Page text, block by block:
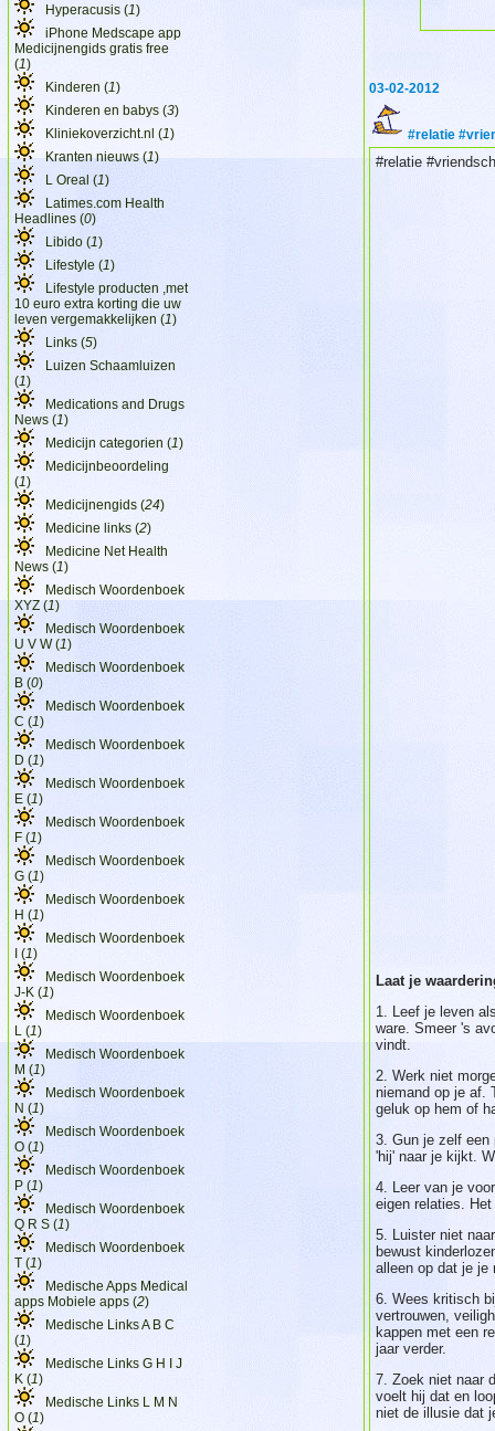
Hyperacusis (1)
iPhone Medscape app
Medicijnengids gratis free
(1)
Kinderen (1)
Kinderen en babys (3)
Kliniekoverzicht.nl (1)
Kranten nieuws (1)
L Oreal (1)
Latimes.com Health
Headlines (0)
Libido (1)
Lifestyle (1)
Lifestyle producten ,met
10 euro extra korting die uw
leven vergemakkelijken (1)
Links (5)
Luizen Schaamluizen
(1)
Medications and Drugs
News (1)
Medicijn categorien (1)
Medicijnbeoordeling
(1)
Medicijnengids (24)
Medicine links (2)
Medicine Net Health
News (1)
Medisch Woordenboek
XYZ (1)
Medisch Woordenboek
U V W (1)
Medisch Woordenboek
B (0)
Medisch Woordenboek
C (1)
Medisch Woordenboek
D (1)
Medisch Woordenboek
E (1)
Medisch Woordenboek
F (1)
Medisch Woordenboek
G (1)
Medisch Woordenboek
H (1)
Medisch Woordenboek
I (1)
Medisch Woordenboek
J-K (1)
Medisch Woordenboek
L (1)
Medisch Woordenboek
M (1)
Medisch Woordenboek
N (1)
Medisch Woordenboek
O (1)
Medisch Woordenboek
P (1)
Medisch Woordenboek
Q R S (1)
Medisch Woordenboek
T (1)
Medische Apps Medical
apps Mobiele apps (2)
Medische Links A B C
(1)
Medische Links G H I J
K (1)
Medische Links L M N
O (1)
03-02-2012
#relatie
#relatie
Laat je
1. Leef je leven
ware. Smeer 's
vindt.
2. Werk niet
niemand op je af.
geluk op hem of
3. Gun je zelf een
'hij' naar je kijkt.
4. Leer van je
eigen relaties.
5. Luister niet
bewust
alleen op dat je je
6. Wees kritisch
vertrouwen,
kappen met een
jaar verder.
7. Zoek niet naar
voelt hij dat en
niet de illusie dat